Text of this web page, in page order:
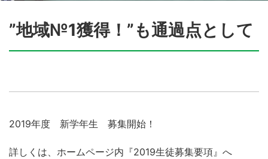
”地域№1獲得！”も通過点として
2019年度 新学年生 募集開始！
詳しくは、ホームページ内『2019生徒募集要項』へ